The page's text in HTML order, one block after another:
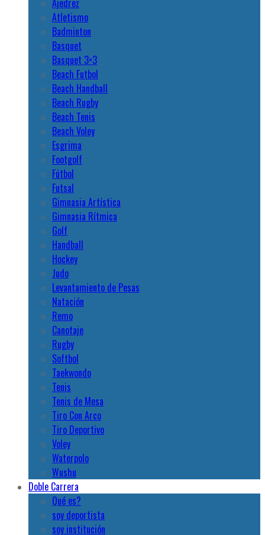
Ajedrez
Atletismo
Badminton
Basquet
Basquet 3×3
Beach Futbol
Beach Handball
Beach Rugby
Beach Tenis
Beach Voley
Esgrima
Footgolf
Fútbol
Futsal
Gimnasia Artística
Gimnasia Rítmica
Golf
Handball
Hockey
Judo
Levantamiento de Pesas
Natación
Remo
Canotaje
Rugby
Softbol
Taekwondo
Tenis
Tenis de Mesa
Tiro Con Arco
Tiro Deportivo
Voley
Waterpolo
Wushu
Doble Carrera
Qué es?
soy deportista
soy institución